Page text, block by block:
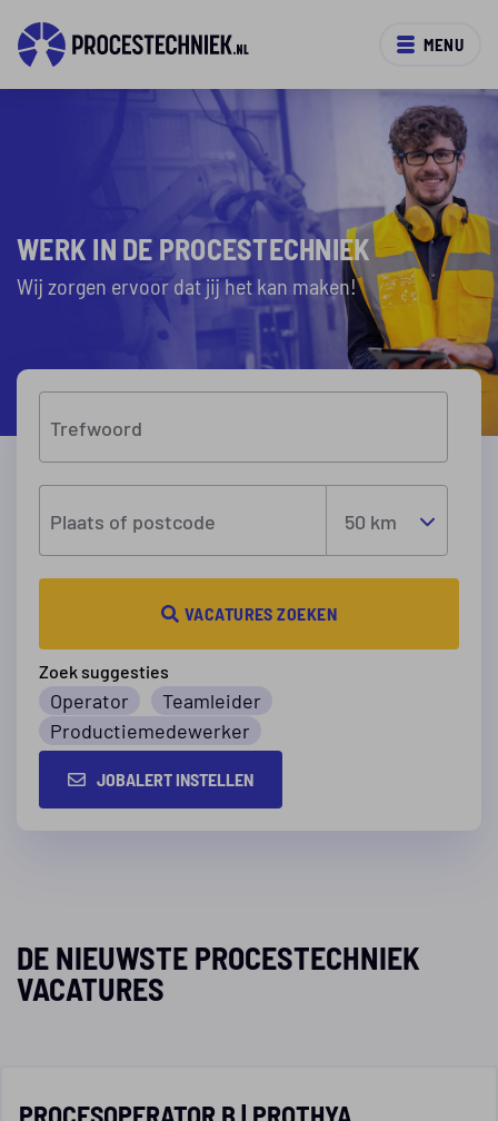
MENU
WERK IN DE PROCESTECHNIEK
Wij zorgen ervoor dat jij het kan maken!
Trefwoord
Plaats of postcode
VACATURES ZOEKEN
Zoek suggesties
Operator
Teamleider
Productiemedewerker
JOBALERT INSTELLEN
DE NIEUWSTE PROCESTECHNIEK
VACATURES